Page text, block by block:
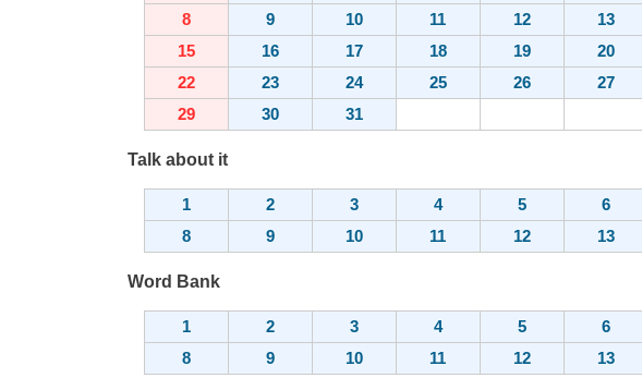
8
9 10 11 12 13
15
16 17 18 19 20
22
23 24 25 26 27
29
30 31
Talk about it
1 2 3 4 5 6
8
9 10 11 12 13
Word Bank
1 2 3 4 5 6
8
9 10 11 12 13